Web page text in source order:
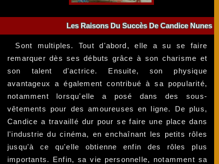
Les Raisons Du Succès De Candice Nunes
Sont multiples. Tout d'abord, elle a su se faire
remarquer dès ses débuts grâce à son charisme et
son talent d'actrice. Ensuite, son physique
avantageux a également contribué à sa popularité,
notamment lorsqu'elle a posé dans des sous-
vêtements pour des amoureuses en ligne. De plus,
Candice a travaillé dur pour se faire une place dans
l'industrie du cinéma, en enchaînant les petits rôles
jusqu'à ce qu'elle obtienne enfin des rôles plus
importants. Enfin, sa vie personnelle, notamment sa